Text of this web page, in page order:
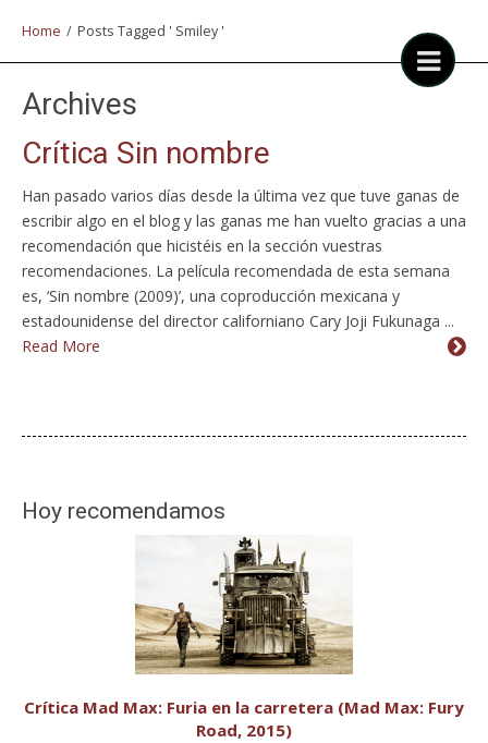
Home / Posts Tagged ' Smiley '
Archives
Crítica Sin nombre
Han pasado varios días desde la última vez que tuve ganas de
escribir algo en el blog y las ganas me han vuelto gracias a una
recomendación que hicistéis en la sección vuestras
recomendaciones. La película recomendada de esta semana
es, ‘Sin nombre (2009)’, una coproducción mexicana y
estadounidense del director californiano Cary Joji Fukunaga ...
Read More
Hoy recomendamos
Crítica Mad Max: Furia en la carretera (Mad Max: Fury
Road, 2015)